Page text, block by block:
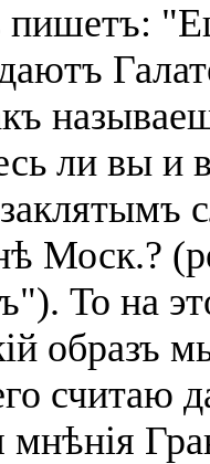
пишетъ:
ли вы
Моск.?
То на
образъ
считаю
мнѣнiя